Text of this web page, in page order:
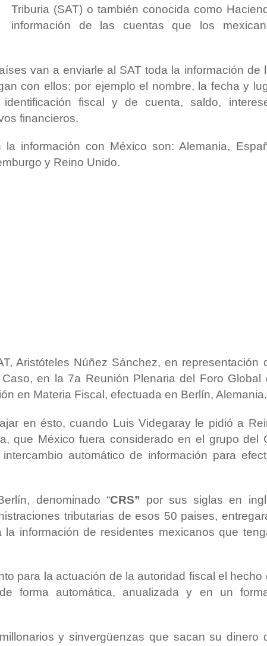
Triburia (SAT) o también conocida como
información de las cuentas que los
van a enviarle al SAT toda la información de
con ellos; por ejemplo el nombre, la fecha y
fiscal y de cuenta, saldo,
financieros.
información con México son: Alemania,
y Reino Unido.
Aristóteles Núñez Sánchez, en representación
en la 7a Reunión Plenaria del Foro Global
en Materia Fiscal, efectuada en Berlín, Alemania.
en ésto, cuando Luis Videgaray le pidió a
que México fuera considerado en el grupo del
automático de información para
denominado “CRS” por sus siglas en
tributarias de esos 50 paises,
información de residentes mexicanos que
para la actuación de la autoridad fiscal el hecho
forma automática, anualizada y en un
y sinvergüenzas que sacan su dinero